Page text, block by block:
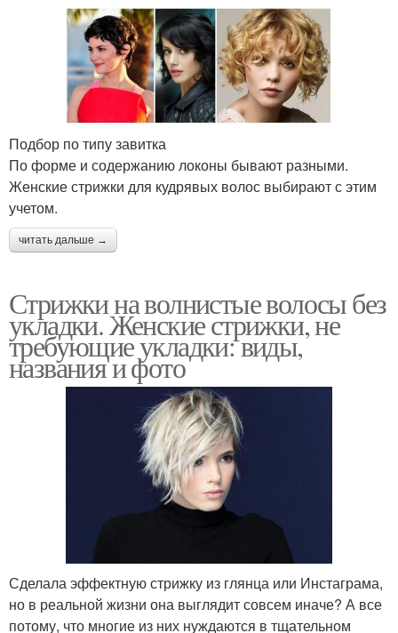
Подбор по типу завитка
По форме и содержанию локоны бывают разными.
Женские стрижки для кудрявых волос выбирают с этим
учетом.
читать дальше →
Стрижки на волнистые волосы без
укладки. Женские стрижки, не
требующие укладки: виды,
названия и фото
Сделала эффектную стрижку из глянца или Инстаграма,
но в реальной жизни она выглядит совсем иначе? А все
потому, что многие из них нуждаются в тщательном